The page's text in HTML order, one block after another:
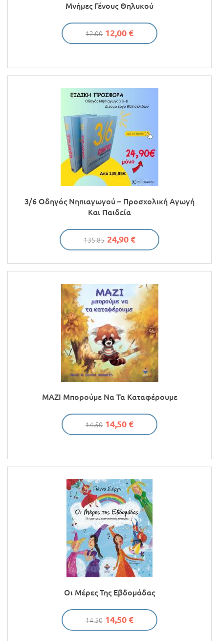
Μνήμες Γένους Θηλυκού
12.00 12,00 €
3/6 Οδηγός Νηπιαγωγού – Προσχολική Αγωγή
Και Παιδεία
135.85 24,90 €
ΜΑΖΙ Μπορούμε Να Τα Καταφέρουμε
14.50 14,50 €
Οι Μέρες Της Εβδομάδας
14.50 14,50 €